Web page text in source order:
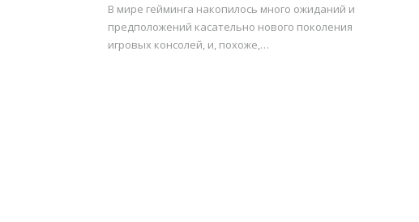
В мире гейминга накопилось много ожиданий и
предположений касательно нового поколения
игровых консолей, и, похоже,…